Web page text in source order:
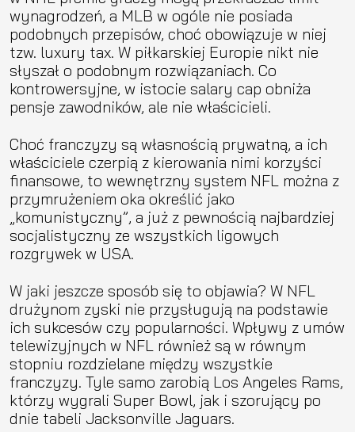
wynagrodzeń, a MLB w ogóle nie posiada
podobnych przepisów, choć obowiązuje w niej
tzw. luxury tax. W piłkarskiej Europie nikt nie
słyszał o podobnym rozwiązaniach. Co
kontrowersyjne, w istocie salary cap obniża
pensje zawodników, ale nie właścicieli.
Choć franczyzy są własnością prywatną, a ich
właściciele czerpią z kierowania nimi korzyści
finansowe, to wewnętrzny system NFL można z
przymrużeniem oka określić jako
„komunistyczny”, a już z pewnością najbardziej
socjalistyczny ze wszystkich ligowych
rozgrywek w USA.
W jaki jeszcze sposób się to objawia? W NFL
drużynom zyski nie przysługują na podstawie
ich sukcesów czy popularności. Wpływy z umów
telewizyjnych w NFL również są w równym
stopniu rozdzielane między wszystkie
franczyzy. Tyle samo zarobią Los Angeles Rams,
którzy wygrali Super Bowl, jak i szorujący po
dnie tabeli Jacksonville Jaguars.